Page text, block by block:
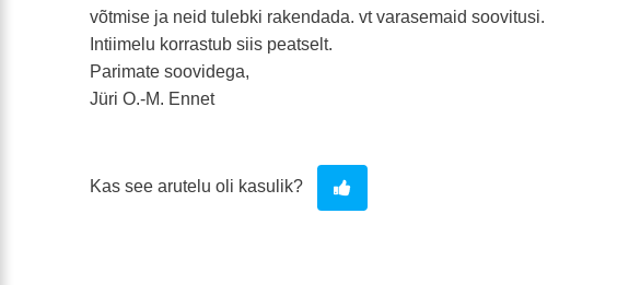
võtmise ja neid tulebki rakendada. vt varasemaid soovitusi.
Intiimelu korrastub siis peatselt.
Parimate soovidega,
Jüri O.-M. Ennet
Kas see arutelu oli kasulik?